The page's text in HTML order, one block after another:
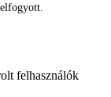
felhasználók